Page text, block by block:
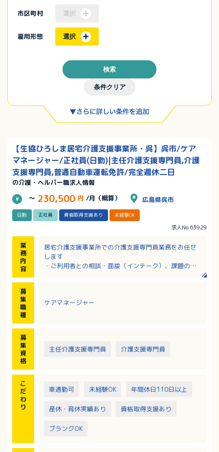
市区町村 選択
雇用形態 選択
条件クリア
検索
【生協ひろしま居宅介護支援事業所・呉】呉市/ケア
マネージャー/正社員(日勤)|主任介護支援専門員,介護
支援専門員,普通自動車運転免許/完全週休二日
の介護・ヘルパー職求人情報
～ 230,500 円 /月（概算） 広島県呉市
日勤 正社員 資格取得支援あり 未経験OK
求人No.63929
業
務
内
容
居宅介護支援事業所での介護支援専門員業務をお任せ
します
・ご利用者との相談・面接（インテーク）、課題の抽
・ご利用者との最終合意（最終契約）、モニタリング
8.5時間＋OJT・同行訪問100時間＋生協車両運転資格
募
集
職
種
ケアマネージャー
募
集
資
格
主任介護支援専門員 介護支援専門員
こ
だ
わ
り
車通勤可 未経験OK 年間休日110日以上
産休・育休実績あり 資格取得支援あり
ブランクOK